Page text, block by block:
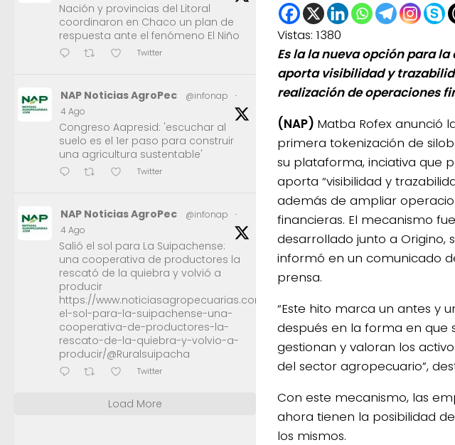
Vistas: 1380
Es la la nueva opción para
aporta visibilidad y
realización de operaciones
(NAP) Matba Rofex anunció
primera tokenización de
su plataforma, inciativa que
aporta “visibilidad y
además de ampliar
financieras. El mecanismo fue
desarrollado junto a Origino,
informó en un comunicado
prensa.
“Este hito marca un antes y
después en la forma en que
gestionan y valoran los
del sector agropecuario”,
Con este mecanismo, las
ahora tienen la posibilidad
los mismos.
Nación y provincias del Litoral
coordinaron en Chaco un plan de
respuesta ante el fenómeno El Niño
Twitter
NAP Noticias AgroPec @infonap
·
4 Ago
Congreso Aapresid: 'escuchar al
suelo es el 1er paso para construir
una agricultura sustentable'
Twitter
NAP Noticias AgroPec @infonap
·
4 Ago
Salió el sol para La Suipachense:
una cooperativa de productores la
rescató de la quiebra y volvió a
producir
https://www.noticiasagropecuarias.com/2026/08/04/salio-
el-sol-para-la-suipachense-una-
cooperativa-de-productores-la-
rescato-de-la-quiebra-y-volvio-a-
producir/@Ruralsuipacha
Twitter
Load More